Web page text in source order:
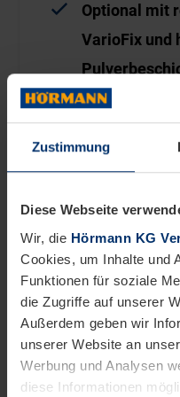
Zustimmung
Diese Webseite
Wir, die Hörmann KG
Cookies, um Inhalte und
Funktionen für soziale
die Zugriffe auf unserer
Außerdem geben wir
unserer Website an
Werbung und Analysen
diese Informationen
Optional mit
VarioFix und
gegen
und
Wischwasser
2110 mm
80 bis 320
834, 959